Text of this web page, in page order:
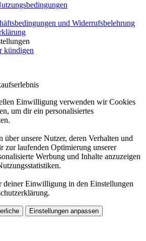
und Widerrufsbelehrung
kündigen
Einwilligung verwenden wir Cookies
um dir ein personalisiertes
über unsere Nutzer, deren Verhalten und
zur laufenden Optimierung unserer
Werbung und Inhalte anzuzeigen
deiner Einwilligung in den Einstellungen
Einstellungen anpassen